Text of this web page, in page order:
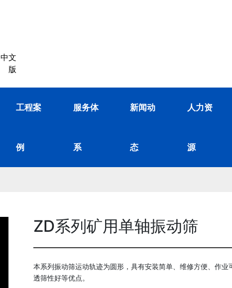
中文
版
工程案
例
服务体
系
新闻动
态
人力资
源
ZD系列矿用单轴振动筛
本系列振动筛运动轨迹为圆形，具有安装简单、维修方便、作业
透筛性好等优点。